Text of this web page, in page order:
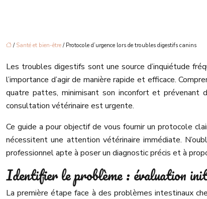
/ Santé et bien-être / Protocole d’urgence lors de troubles digestifs canins
Les troubles digestifs sont une source d’inquiétude
l’importance d’agir de manière rapide et efficace.
quatre pattes, minimisant son inconfort et prévenant
consultation vétérinaire est urgente.
Ce guide a pour objectif de vous fournir un protocole
nécessitent une attention vétérinaire immédiate.
professionnel apte à poser un diagnostic précis et à
Identifier le problème : évaluation
La première étape face à des problèmes intestinaux